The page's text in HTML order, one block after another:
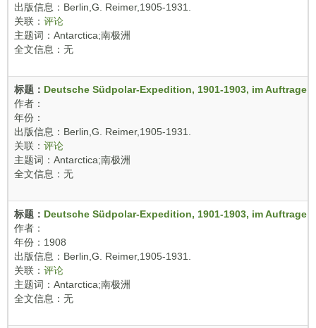
出版信息：Berlin,G. Reimer,1905-1931.
关联： 评论
主题词：Antarctica;南极洲
全文信息：无
标题： Deutsche Südpolar-Expedition, 1901-1903, im
作者：
年份：
出版信息：Berlin,G. Reimer,1905-1931.
关联： 评论
主题词：Antarctica;南极洲
全文信息：无
标题： Deutsche Südpolar-Expedition, 1901-1903, im
作者：
年份：1908
出版信息：Berlin,G. Reimer,1905-1931.
关联： 评论
主题词：Antarctica;南极洲
全文信息：无